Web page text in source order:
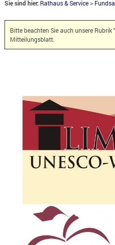
Sie sind hier: Rathaus & Service>
Bitte beachten Sie auch unsere
Mitteilungsblatt.